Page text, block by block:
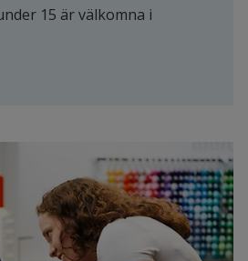
15 är välkomna i